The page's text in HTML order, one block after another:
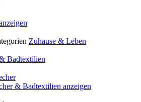
Zuhause & Leben
Badtextilien
& Badtextilien anzeigen